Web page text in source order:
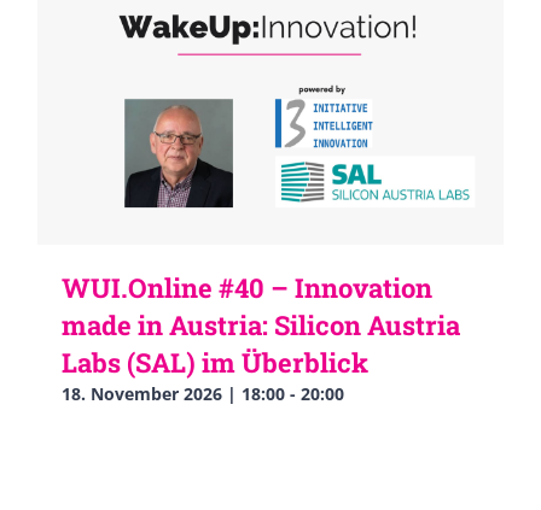
WUI.Online #40 – Innovation
made in Austria: Silicon Austria
Labs (SAL) im Überblick
18. November 2026 | 18:00 - 20:00